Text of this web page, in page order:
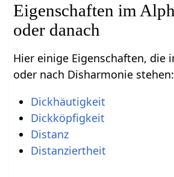
Eigenschaften im
oder danach
Hier einige Eigenschaften, die
oder nach Disharmonie stehen:
Dickhäutigkeit
Dickköpfigkeit
Distanz
Distanziertheit